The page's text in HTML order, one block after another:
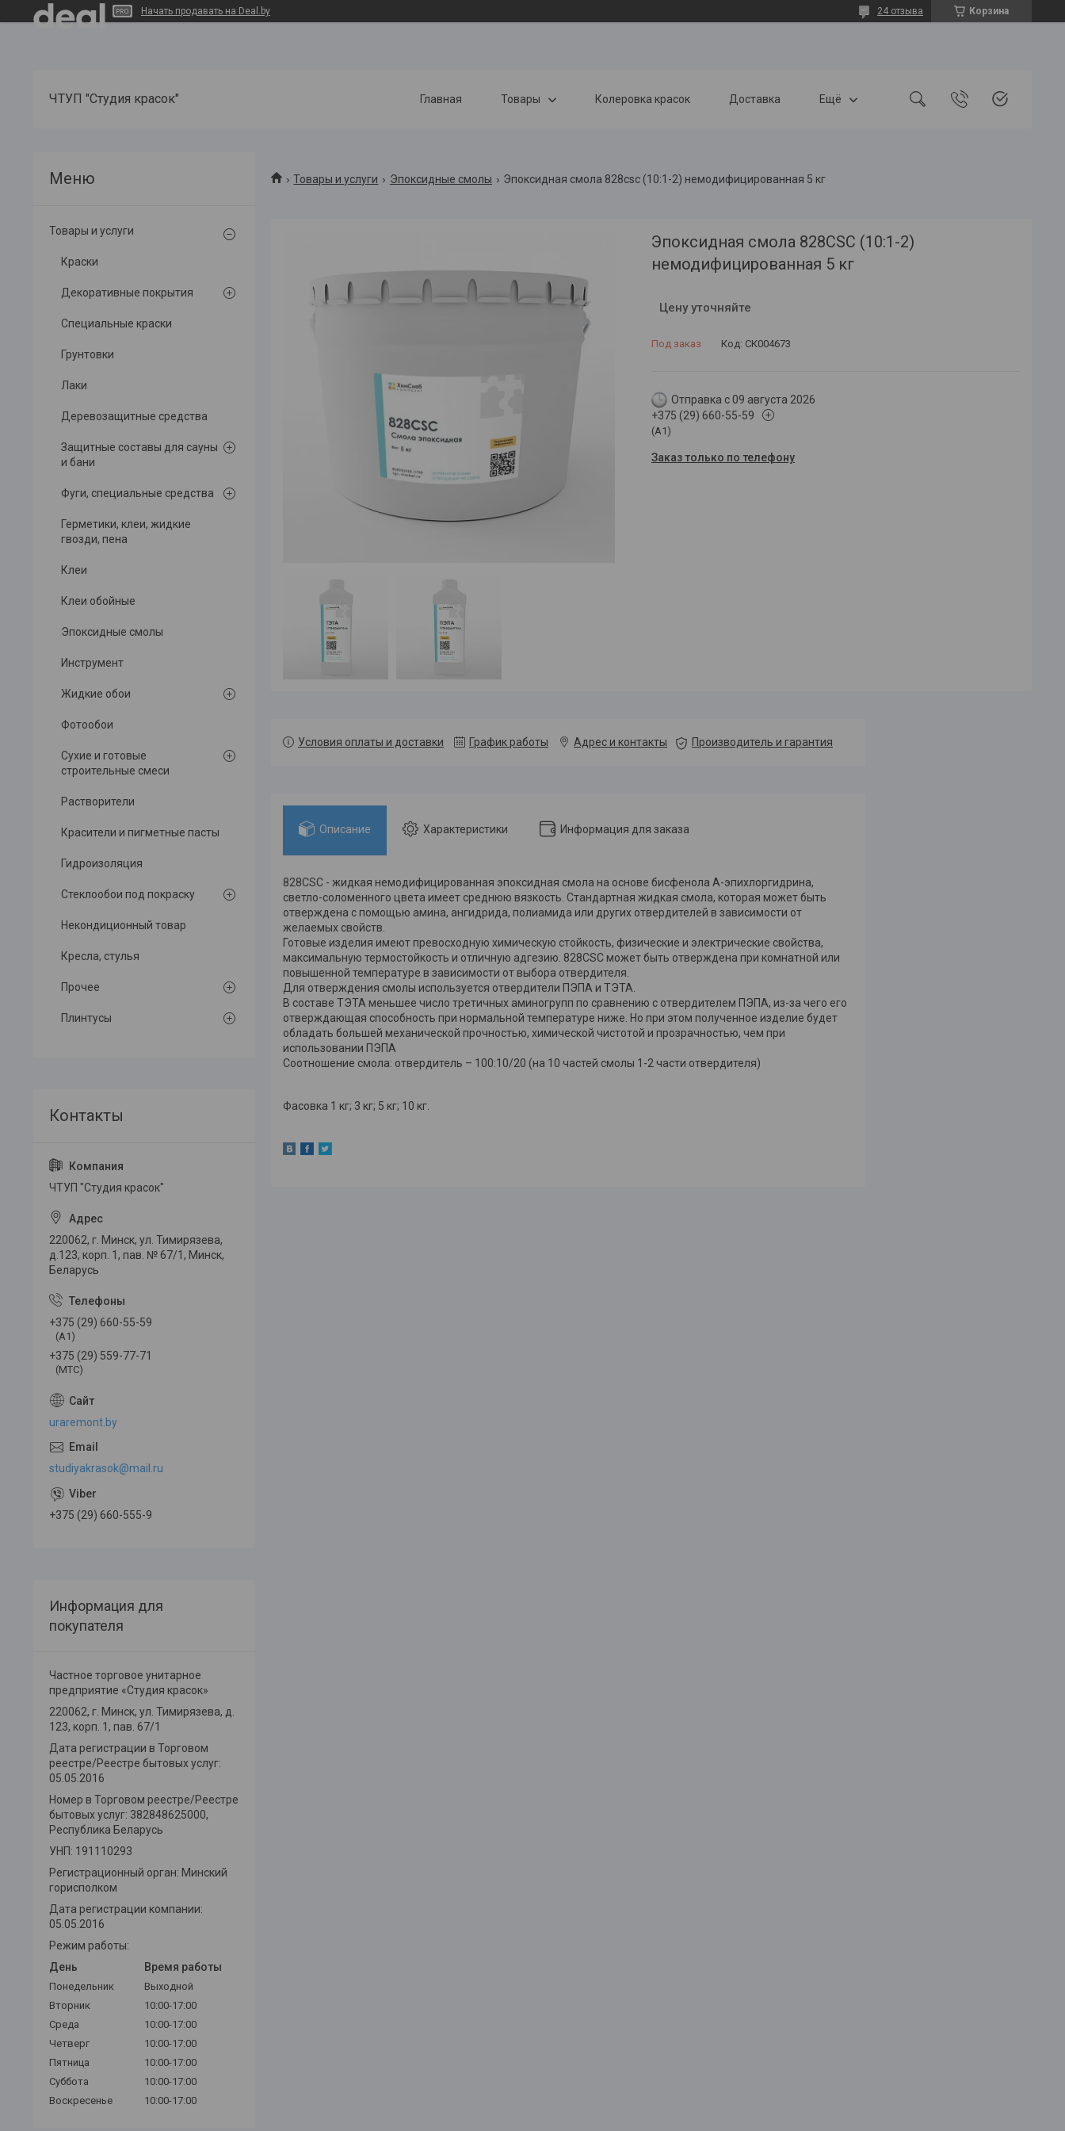
Начать продавать на Deal.by Корзина
24 отзыва
ЧТУП "Студия красок" Главная Товары Колеровка красок Доставка Ещё
Товары и услуги Эпоксидные смолы Эпоксидная смола 828csc (10:1-2) немодифицированная 5 кг
Эпоксидная смола 828CSC (10:1-2)
немодифицированная 5 кг
Цену уточняйте
Под заказ Код: СК004673
Отправка с 09 августа 2026
+375 (29) 660-55-59
(A1)
Заказ только по телефону
Условия оплаты и доставки График работы Адрес и контакты Производитель и гарантия
Описание Характеристики Информация для заказа
828CSC - жидкая немодифицированная эпоксидная смола на основе бисфенола А-эпихлоргидрина,
светло-соломенного цвета имеет среднюю вязкость. Стандартная жидкая смола, которая может быть
отверждена с помощью амина, ангидрида, полиамида или других отвердителей в зависимости от
желаемых свойств.
Готовые изделия имеют превосходную химическую стойкость, физические и электрические свойства,
максимальную термостойкость и отличную адгезию. 828CSC может быть отверждена при комнатной или
повышенной температуре в зависимости от выбора отвердителя.
Для отверждения смолы используется отвердители ПЭПА и ТЭТА.
В составе ТЭТА меньшее число третичных аминогрупп по сравнению с отвердителем ПЭПА, из-за чего его
отверждающая способность при нормальной температуре ниже. Но при этом полученное изделие будет
обладать большей механической прочностью, химической чистотой и прозрачностью, чем при
использовании ПЭПА
Соотношение смола: отвердитель – 100:10/20 (на 10 частей смолы 1-2 части отвердителя)
Фасовка 1 кг; 3 кг; 5 кг; 10 кг.
Товары и услуги
Краски
Декоративные покрытия
Специальные краски
Грунтовки
Лаки
Деревозащитные средства
Защитные составы для сауны
и бани
Фуги, специальные средства
Герметики, клеи, жидкие
гвозди, пена
Клеи
Клеи обойные
Эпоксидные смолы
Инструмент
Жидкие обои
Фотообои
Сухие и готовые
строительные смеси
Растворители
Красители и пигметные пасты
Гидроизоляция
Стеклообои под покраску
Некондиционный товар
Кресла, стулья
Прочее
Плинтусы
ЧТУП "Студия красок"
220062, г. Минск, ул. Тимирязева,
д.123, корп. 1, пав. № 67/1, Минск,
Беларусь
+375 (29) 660-55-59
(A1)
+375 (29) 559-77-71
(МТС)
uraremont.by
studiyakrasok@mail.ru
+375 (29) 660-555-9
Информация для
покупателя
Частное торговое унитарное
предприятие «Студия красок»
220062, г. Минск, ул. Тимирязева, д.
123, корп. 1, пав. 67/1
Дата регистрации в Торговом
реестре/Реестре бытовых услуг:
05.05.2016
Номер в Торговом реестре/Реестре
бытовых услуг: 382848625000,
Республика Беларусь
УНП: 191110293
Регистрационный орган: Минский
горисполком
Дата регистрации компании:
05.05.2016
Режим работы:
День
Время работы
Понедельник
Выходной
Вторник
10:00-17:00
Среда
10:00-17:00
Четверг
10:00-17:00
Пятница
10:00-17:00
Суббота
10:00-17:00
Воскресенье
10:00-17:00